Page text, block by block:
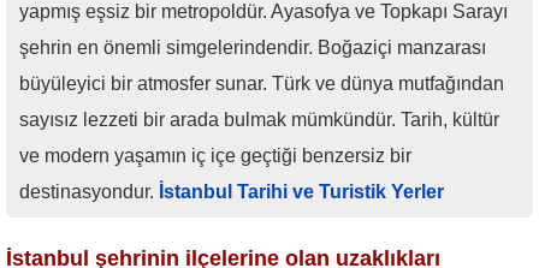
yapmış eşsiz bir metropoldür. Ayasofya ve Topkapı Sarayı
şehrin en önemli simgelerindendir. Boğaziçi manzarası
büyüleyici bir atmosfer sunar. Türk ve dünya mutfağından
sayısız lezzeti bir arada bulmak mümkündür. Tarih, kültür
ve modern yaşamın iç içe geçtiği benzersiz bir
destinasyondur. İstanbul Tarihi ve Turistik Yerler
İstanbul şehrinin ilçelerine olan uzaklıkları